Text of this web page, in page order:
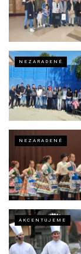
NEZARADENÉ
NEZARADENÉ
AKCENTUJEME